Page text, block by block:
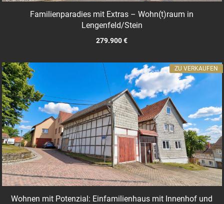
Familienparadies mit Extras – Wohn(t)raum in
Lengenfeld/Stein
279.900 €
Wohnen mit Potenzial: Einfamilienhaus mit Innenhof und
ZU VERKAUFEN